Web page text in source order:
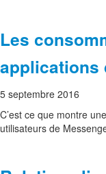
Les
applications
5 septembre 2016
C’est ce que montre
utilisateurs de